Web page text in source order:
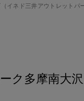
イネド三井アウトレットパ
ク多摩南大